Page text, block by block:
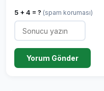
5 + 4 = ? (spam koruması)
Yorum Gönder